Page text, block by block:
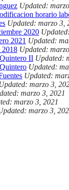
Updated:
horario
Updated: marzo 3,
2020
2021 Updated:
2018 Updated:
II Updated:
Updated:
Updated:
marzo 3,
marzo 3, 2021
marzo 3, 2021
marzo 3,